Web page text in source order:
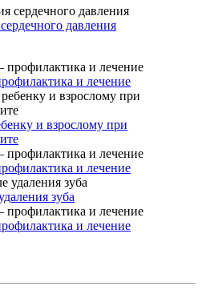
давления
и лечение
и взрослому при
и лечение
зуба
и лечение